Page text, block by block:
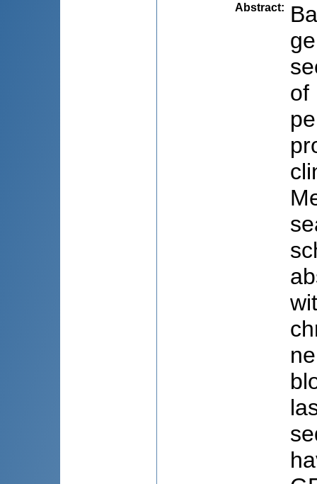
Abstract:
of